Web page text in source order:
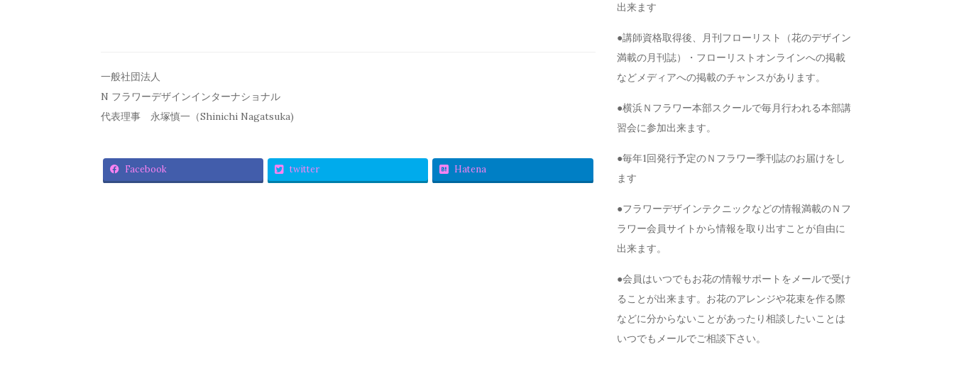
一般社団法人
N フラワーデザインインターナショナル
代表理事 永塚慎一（Shinichi Nagatsuka)
Facebook twitter Hatena
出来ます
●講師資格取得後、月刊フローリスト（花のデザイン
満載の月刊誌）・フローリストオンラインへの掲載
などメディアへの掲載のチャンスがあります。
●横浜Ｎフラワー本部スクールで毎月行われる本部講
習会に参加出来ます。
●毎年1回発行予定のＮフラワー季刊誌のお届けをし
ます
●フラワーデザインテクニックなどの情報満載のＮフ
ラワー会員サイトから情報を取り出すことが自由に
出来ます。
●会員はいつでもお花の情報サポートをメールで受け
ることが出来ます。お花のアレンジや花束を作る際
などに分からないことがあったり相談したいことは
いつでもメールでご相談下さい。